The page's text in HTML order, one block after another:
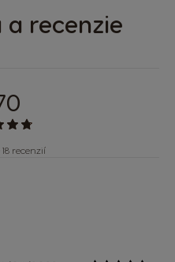
a recenzie
recenzií